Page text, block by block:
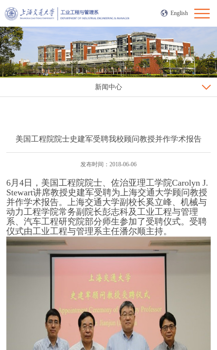
English
新闻中心
美国工程院院士史建军受聘我校顾问教授并作学术报告
发布时间：2018-06-06
6月4日，美国工程院院士、佐治亚理工学院Carolyn J.
Stewart讲席教授史建军受聘为上海交通大学顾问教授
并作学术报告。上海交通大学副校长奚立峰、机械与
动力工程学院常务副院长彭志科及工业工程与管理
系、汽车工程研究院部分师生参加了受聘仪式。受聘
仪式由工业工程与管理系主任潘尔顺主持。